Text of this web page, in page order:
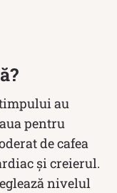
au
pentru
de cafea
și creierul.
nivelul